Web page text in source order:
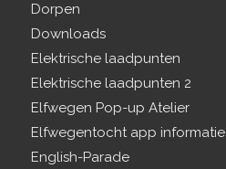
Dorpen
Downloads
Elektrische laadpunten
Elektrische laadpunten 2
Elfwegen Pop-up Atelier
Elfwegentocht app informatie
English-Parade